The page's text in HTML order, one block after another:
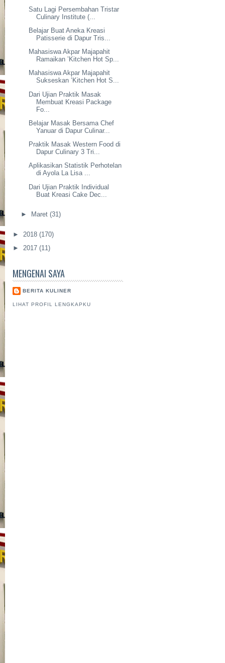
Satu Lagi Persembahan Tristar
Culinary Institute (...
Belajar Buat Aneka Kreasi
Patisserie di Dapur Tris...
Mahasiswa Akpar Majapahit
Ramaikan ’Kitchen Hot Sp...
Mahasiswa Akpar Majapahit
Sukseskan ’Kitchen Hot S...
Dari Ujian Praktik Masak
Membuat Kreasi Package
Fo...
Belajar Masak Bersama Chef
Yanuar di Dapur Culinar...
Praktik Masak Western Food di
Dapur Culinary 3 Tri...
Aplikasikan Statistik Perhotelan
di Ayola La Lisa ...
Dari Ujian Praktik Individual
Buat Kreasi Cake Dec...
► Maret (31)
► 2018 (170)
► 2017 (11)
MENGENAI SAYA
BERITA KULINER
LIHAT PROFIL LENGKAPKU